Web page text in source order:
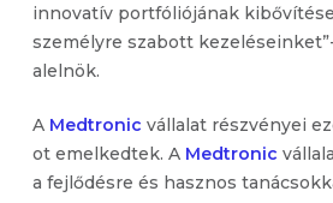
innovatív portfóliójának
személyre szabott
alelnök.
AMedtronic vállalat részvényei
ot emelkedtek. A Medtronic
a fejlődésre és hasznos